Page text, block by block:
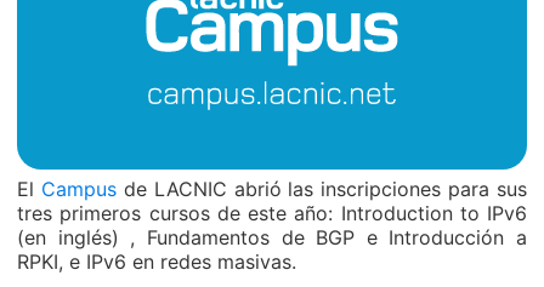
El Campusde LACNIC abrió las inscripciones para sus
tres primeros cursos de este año: Introduction to IPv6
(en inglés) , Fundamentos de BGP e Introducción a
RPKI, e IPv6 en redes masivas.